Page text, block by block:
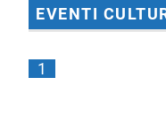
EVENTI
1